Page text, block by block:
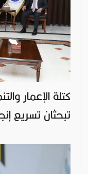
كتلة الإعمار
تبحثان تسريع